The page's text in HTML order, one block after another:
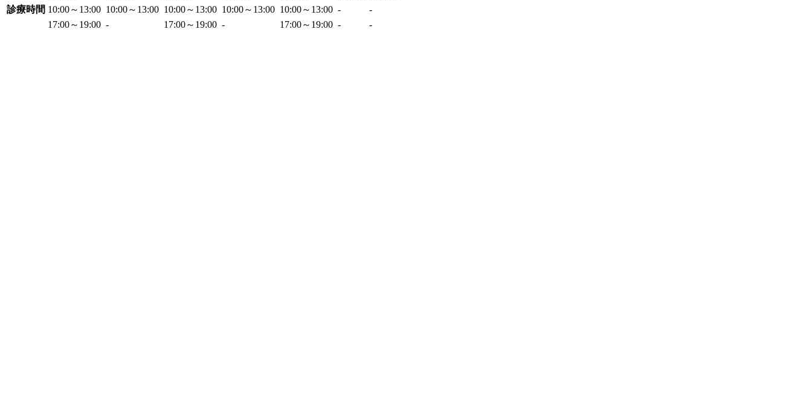
診療時間 10:00～13:00 10:00～13:00 10:00～13:00 10:00～13:00 10:00～13:00 -
-
17:00～19:00 - 17:00～19:00 - 17:00～19:00 - -